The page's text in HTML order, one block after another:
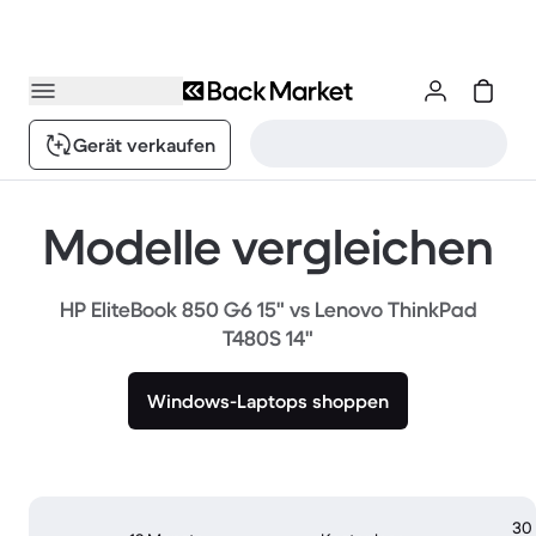
Gerät verkaufen
Modelle vergleichen
HP EliteBook 850 G6 15" vs Lenovo ThinkPad
T480S 14"
Windows-Laptops shoppen
30